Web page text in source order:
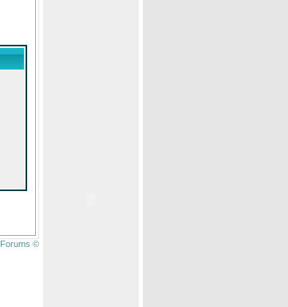
Forums ©